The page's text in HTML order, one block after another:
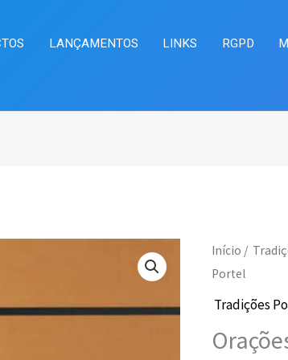
LANÇAMENTOS LINKS RGPD
Início /
Portel
Tradições
Quantidade
de
Orações
Recolhidas